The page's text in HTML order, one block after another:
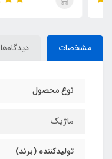
مشخصات دیدگاه‌ها
نوع محصول
ماژیک
تولیدکننده (برند)